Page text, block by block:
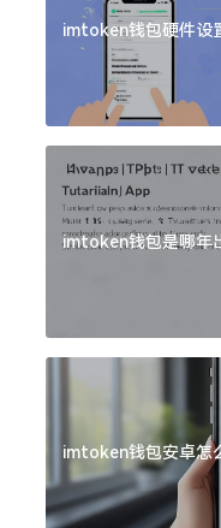
imtoken钱包硬件设
imtoken钱包是哪年
imtoken钱包安卓怎